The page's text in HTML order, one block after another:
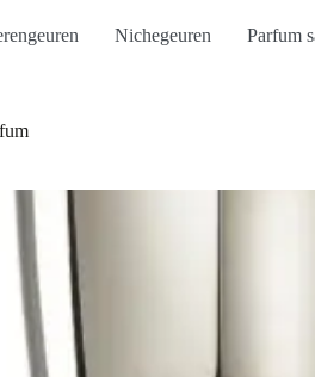
Nichegeuren Parfum